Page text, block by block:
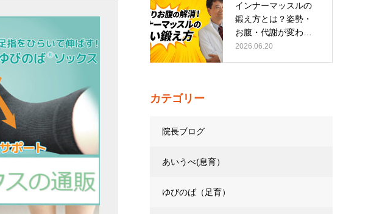
インナーマッスルの
鍛え方とは？姿勢・
お腹・代謝が変わる
トレーニング…
2026.06.20
カテゴリー
院長ブログ
あいうべ(息育）
ゆびのば（足育）